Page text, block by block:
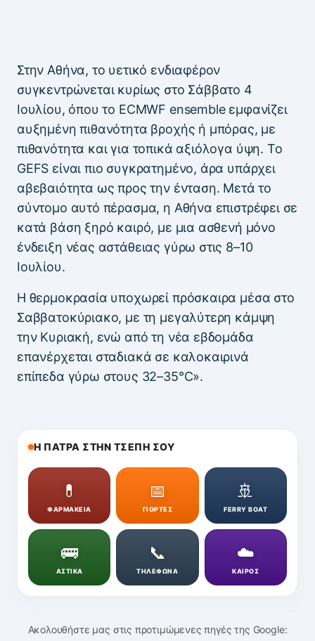
Στην Αθήνα, το υετικό ενδιαφέρον
συγκεντρώνεται κυρίως στο Σάββατο 4
Ιουλίου, όπου το ECMWF ensemble εμφανίζει
αυξημένη πιθανότητα βροχής ή μπόρας, με
πιθανότητα και για τοπικά αξιόλογα ύψη. Το
GEFS είναι πιο συγκρατημένο, άρα υπάρχει
αβεβαιότητα ως προς την ένταση. Μετά το
σύντομο αυτό πέρασμα, η Αθήνα επιστρέφει σε
κατά βάση ξηρό καιρό, με μια ασθενή μόνο
ένδειξη νέας αστάθειας γύρω στις 8–10
Ιουλίου.
Η θερμοκρασία υποχωρεί πρόσκαιρα μέσα στο
Σαββατοκύριακο, με τη μεγαλύτερη κάμψη
την Κυριακή, ενώ από τη νέα εβδομάδα
επανέρχεται σταδιακά σε καλοκαιρινά
επίπεδα γύρω στους 32–35°C».
Η ΠΑΤΡΑ ΣΤΗΝ ΤΣΕΠΗ ΣΟΥ
💊
ΦΑΡΜΑΚΕΙΑ
📅
ΓΙΟΡΤΕΣ
🚢
FERRY BOAT
🚌
ΑΣΤΙΚΑ
📞
ΤΗΛΕΦΩΝΑ
☁️
ΚΑΙΡΟΣ
Ακολουθήστε μας στις προτιμώμενες πηγές της Google: